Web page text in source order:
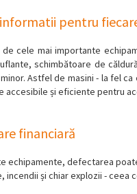
pentru
cele mai importante
schimbătoare de
Astfel de masini - la fel
accesibile și eficiente pentru
financiară
echipamente, defectarea
incendii și chiar explozii - ceea